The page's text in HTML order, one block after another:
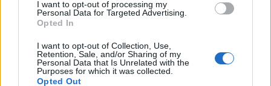
I want to opt-out of processing my
Personal Data for Targeted Advertising.
Opted In
I want to opt-out of Collection, Use,
Retention, Sale, and/or Sharing of my
Personal Data that Is Unrelated with the
Purposes for which it was collected.
Opted Out